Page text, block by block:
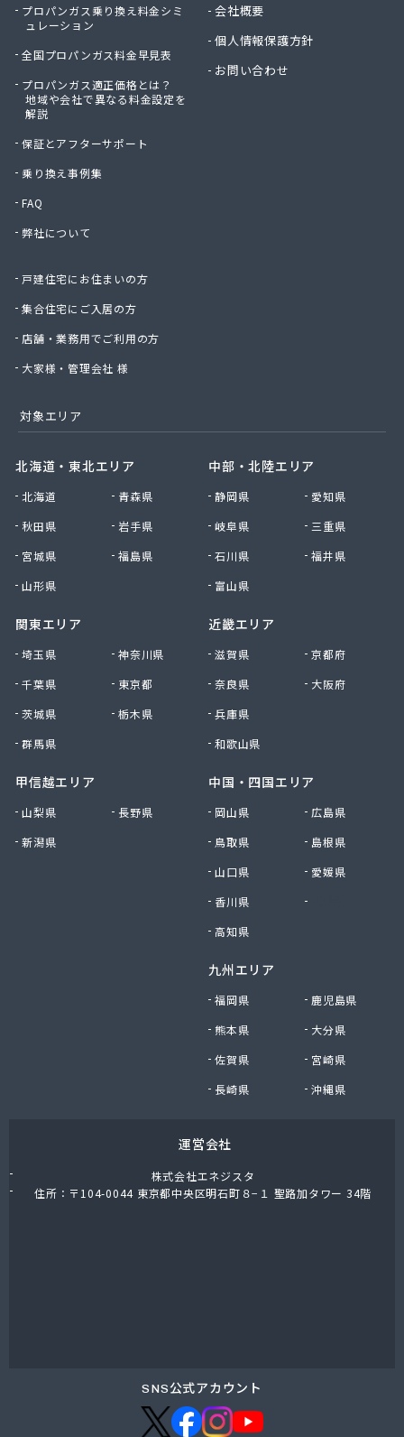
小島不動産
小野崎燃料設備有限会社
松島ガス株式会社
上都賀プロパンガス協同組合
神山液化ガス
須田商事株式会社
星のや商店
聖火産業株式会社
西部燃料ガス株式会社
石井商店
石崎平八郎商店
赤羽根プロパンガス
赤羽燃料店
川津商店
川俣商販株式会社
早見商店
足利ガス事業組合配送センター
足利団地ガス株式会社
大塚プロパン
大田原エルピーガス保安センター協同組合
谷中田プロパン店
中央セントラルガス株式会社 宇都宮営業所
中央セントラルガス株式会社 那須営業所
町田屋商店出光興産大沢給油所
津吹商店
津田商店
田邊工業株式会社 佐野工場
田邊工業株式会社 足利営業所
東京ガスエネルギー株式会社 宇都宮サービスセン
東上ガス株式会社 真岡営業所
東上ガス株式会社 那須営業所
栃木液化ガス株式会社
栃木県プロパンガス商業協同組合
栃木石油株式会社 本社
日東瓦斯株式会社 南河内営業所
日本ガス株式会社 宇都宮営業所
プロパンガス乗り換え料金シミ
ュレーション
全国プロパンガス料金早見表
プロパンガス適正価格とは？
地域や会社で異なる料金設定を
解説
保証とアフターサポート
乗り換え事例集
FAQ
弊社について
戸建住宅にお住まいの方
集合住宅にご入居の方
店舗・業務用でご利用の方
大家様・管理会社 様
会社概要
個人情報保護方針
お問い合わせ
対象エリア
北海道・東北エリア
北海道
青森県
秋田県
岩手県
宮城県
福島県
山形県
関東エリア
埼玉県
神奈川県
千葉県
東京都
茨城県
栃木県
群馬県
甲信越エリア
山梨県
長野県
新潟県
中部・北陸エリア
静岡県
愛知県
岐阜県
三重県
石川県
福井県
富山県
近畿エリア
滋賀県
京都府
奈良県
大阪府
兵庫県
和歌山県
中国・四国エリア
岡山県
広島県
鳥取県
島根県
山口県
愛媛県
香川県
高知県
九州エリア
福岡県
鹿児島県
熊本県
大分県
佐賀県
宮崎県
長崎県
沖縄県
運営会社
株式会社エネジスタ
住所：〒104-0044 東京都中央区明石町８−１ 聖路加タワー 34階
SNS公式アカウント